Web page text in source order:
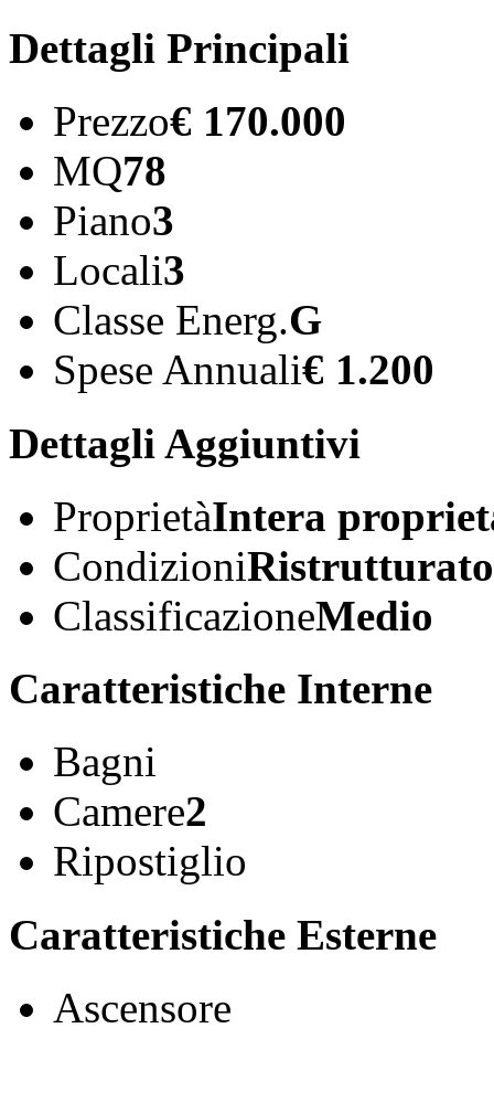
Dettagli Principali
Prezzo€ 170.000
MQ78
Piano3
Locali3
Classe Energ.G
Spese Annuali€ 1.200
Dettagli Aggiuntivi
ProprietàIntera
CondizioniRistrutturato
ClassificazioneMedio
Caratteristiche Interne
Bagni
Camere2
Ripostiglio
Caratteristiche Esterne
Ascensore